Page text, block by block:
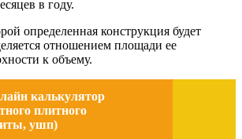
в году.
определенная конструкция будет
отношением площади ее
к объему.
калькулятор
плитного
ушп)